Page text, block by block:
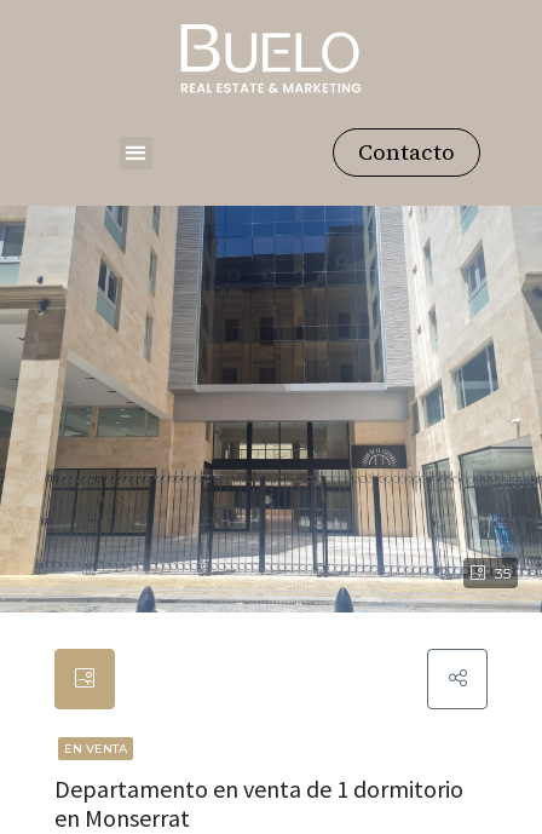
Contacto
35
EN VENTA
Departamento en venta de 1 dormitorio
en Monserrat